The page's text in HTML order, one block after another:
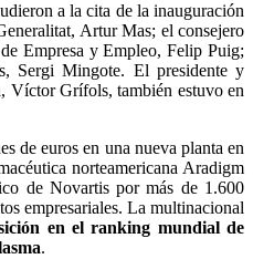
a la cita de la inauguración
Artur Mas; el consejero
Empresa y Empleo, Felip Puig;
Sergi Mingote. El presidente y
Víctor Grífols, también estuvo en
de euros en una nueva planta en
norteamericana Aradigm
de Novartis por más de 1.600
empresariales. La multinacional
en el ranking mundial de
.